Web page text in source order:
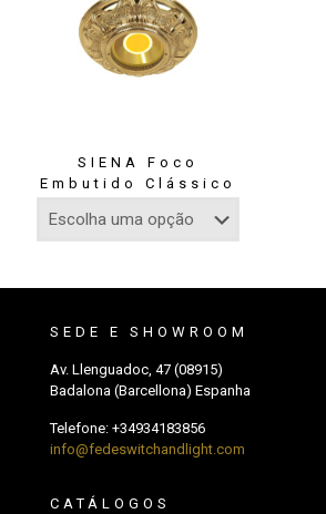
SIENA Foco
Embutido Clássico
SEDE E SHOWROOM
Av. Llenguadoc, 47 (08915)
Badalona (Barcellona) Espanha
Telefone: +34934183856
info@fedeswitchandlight.com
CATÁLOGOS